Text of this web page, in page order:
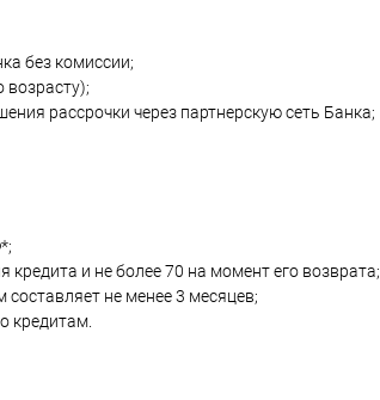
без комиссии;
рассрочки через партнерскую сеть Банка;
и не более 70 на момент его возврата;
не менее 3 месяцев;
кредитам.